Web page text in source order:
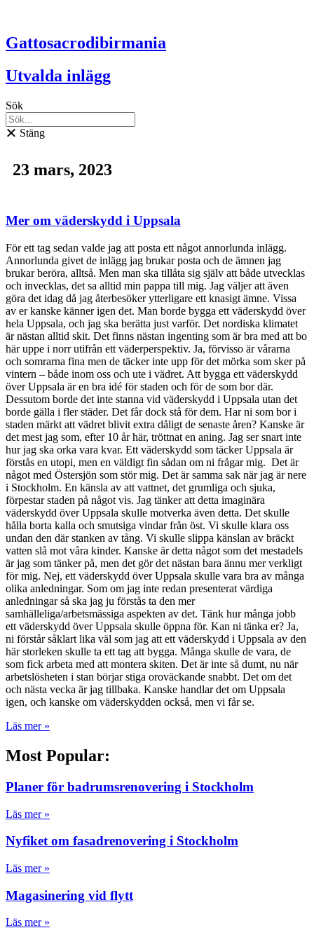
innehåll
Gattosacrodibirmania
Utvalda inlägg
Sök
Stäng
23 mars, 2023
Mer om väderskydd i Uppsala
För ett tag sedan valde jag att posta ett något annorlunda inlägg.
Annorlunda givet de inlägg jag brukar posta och de ämnen jag
brukar beröra, alltså. Men man ska tillåta sig själv att både utvecklas
och invecklas, det sa alltid min pappa till mig. Jag väljer att även
göra det idag då jag återbesöker ytterligare ett knasigt ämne. Vissa
av er kanske känner igen det. Man borde bygga ett väderskydd över
hela Uppsala, och jag ska berätta just varför. Det nordiska klimatet
är nästan alltid skit. Det finns nästan ingenting som är bra med att bo
här uppe i norr utifrån ett väderperspektiv. Ja, förvisso är vårarna
och somrarna fina men de täcker inte upp för det mörka som sker på
vintern – både inom oss och ute i vädret. Att bygga ett väderskydd
över Uppsala är en bra idé för staden och för de som bor där.
Dessutom borde det inte stanna vid väderskydd i Uppsala utan det
borde gälla i fler städer. Det får dock stå för dem. Har ni som bor i
staden märkt att vädret blivit extra dåligt de senaste åren? Kanske är
det mest jag som, efter 10 år här, tröttnat en aning. Jag ser snart inte
hur jag ska orka vara kvar. Ett väderskydd som täcker Uppsala är
förstås en utopi, men en väldigt fin sådan om ni frågar mig. Det är
något med Östersjön som stör mig. Det är samma sak när jag är nere
i Stockholm. En känsla av att vattnet, det grumliga och sjuka,
förpestar staden på något vis. Jag tänker att detta imaginära
väderskydd över Uppsala skulle motverka även detta. Det skulle
hålla borta kalla och smutsiga vindar från öst. Vi skulle klara oss
undan den där stanken av tång. Vi skulle slippa känslan av bräckt
vatten slå mot våra kinder. Kanske är detta något som det mestadels
är jag som tänker på, men det gör det nästan bara ännu mer verkligt
för mig. Nej, ett väderskydd över Uppsala skulle vara bra av många
olika anledningar. Som om jag inte redan presenterat värdiga
anledningar så ska jag ju förstås ta den mer
samhälleliga/arbetsmässiga aspekten av det. Tänk hur många jobb
ett väderskydd över Uppsala skulle öppna för. Kan ni tänka er? Ja,
ni förstår såklart lika väl som jag att ett väderskydd i Uppsala av den
här storleken skulle ta ett tag att bygga. Många skulle de vara, de
som fick arbeta med att montera skiten. Det är inte så dumt, nu när
arbetslösheten i stan börjar stiga oroväckande snabbt. Det om det
och nästa vecka är jag tillbaka. Kanske handlar det om Uppsala
igen, och kanske om väderskydden också, men vi får se.
Läs mer »
Most Popular:
Planer för badrumsrenovering i Stockholm
Läs mer »
Nyfiket om fasadrenovering i Stockholm
Läs mer »
Magasinering vid flytt
Läs mer »